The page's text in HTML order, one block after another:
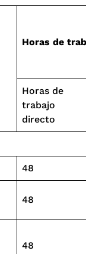
Horas de
Horas de
trabajo
directo
48
48
48